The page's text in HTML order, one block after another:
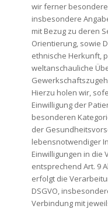
wir ferner
insbesondere
mit Bezug zu deren
Orientierung, sowie
ethnische Herkunft,
weltanschauliche
Hierzu holen wir,
Einwilligung der
besonderen
der
lebensnotwendiger
Einwilligungen in die
entsprechend Art. 9
erfolgt die
DSGVO,
Verbindung mit